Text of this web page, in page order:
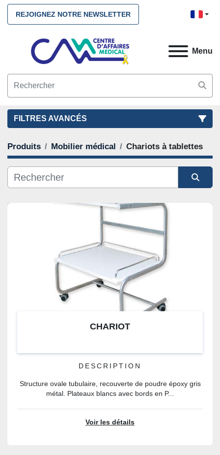
REJOIGNEZ NOTRE NEWSLETTER
Menu
FILTRES AVANCÉS
FILTRES (2) NETTOYEZ TOUS
Mobilier médical
Produits Mobilier médical Chariots à tablettes
CHARIOT
DESCRIPTION
Structure ovale tubulaire, recouverte de poudre époxy gris
métal. Plateaux blancs avec bords en P...
Voir les détails